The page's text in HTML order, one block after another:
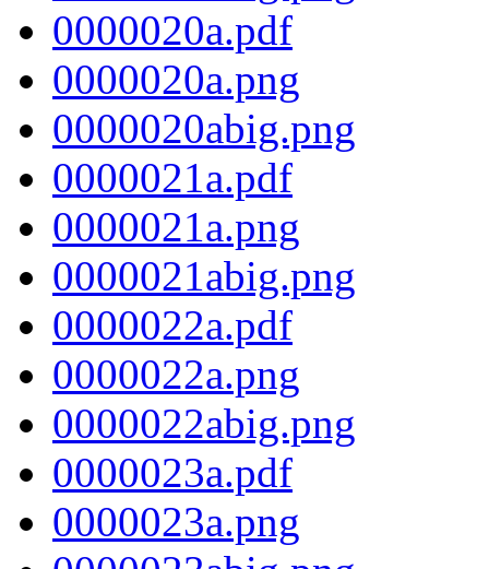
0000020a.pdf
0000020a.png
0000020abig.png
0000021a.pdf
0000021a.png
0000021abig.png
0000022a.pdf
0000022a.png
0000022abig.png
0000023a.pdf
0000023a.png